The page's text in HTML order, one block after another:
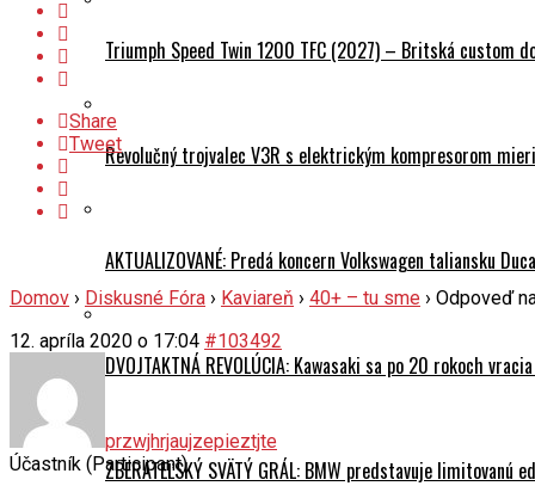
Triumph Speed Twin 1200 TFC (2027) – Britská custom
Revolučný trojvalec V3R s elektrickým kompresorom
AKTUALIZOVANÉ: Predá koncern Volkswagen taliansku
DVOJTAKTNÁ REVOLÚCIA: Kawasaki sa po 20 rokoch
ZBERATEĽSKÝ SVÄTÝ GRÁL: BMW predstavuje
Share
Tweet
Domov › Diskusné Fóra › Kaviareň › 40+ – tu sme › Odpoveď
12. apríla 2020 o 17:04 #103492
przwjhrjaujzepieztjte
Účastník (Participant)